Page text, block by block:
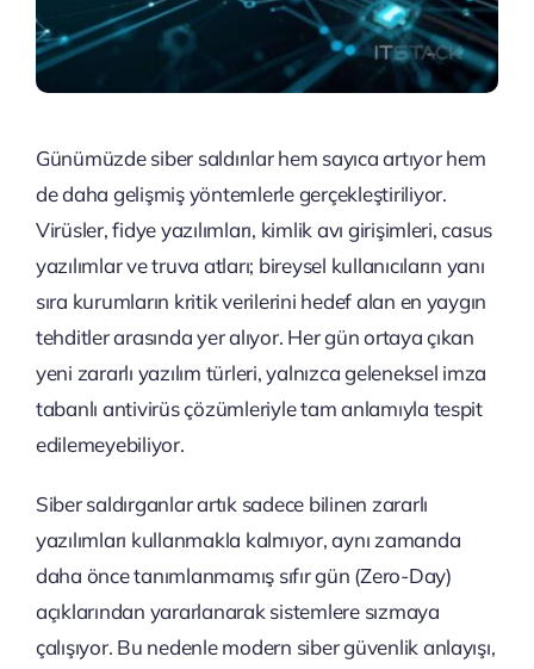
Günümüzde siber saldırılar hem sayıca artıyor hem
de daha gelişmiş yöntemlerle gerçekleştiriliyor.
Virüsler, fidye yazılımları, kimlik avı girişimleri, casus
yazılımlar ve truva atları; bireysel kullanıcıların yanı
sıra kurumların kritik verilerini hedef alan en yaygın
tehditler arasında yer alıyor. Her gün ortaya çıkan
yeni zararlı yazılım türleri, yalnızca geleneksel imza
tabanlı antivirüs çözümleriyle tam anlamıyla tespit
edilemeyebiliyor.
Siber saldırganlar artık sadece bilinen zararlı
yazılımları kullanmakla kalmıyor, aynı zamanda
daha önce tanımlanmamış sıfır gün (Zero-Day)
açıklarından yararlanarak sistemlere sızmaya
çalışıyor. Bu nedenle modern siber güvenlik anlayışı,